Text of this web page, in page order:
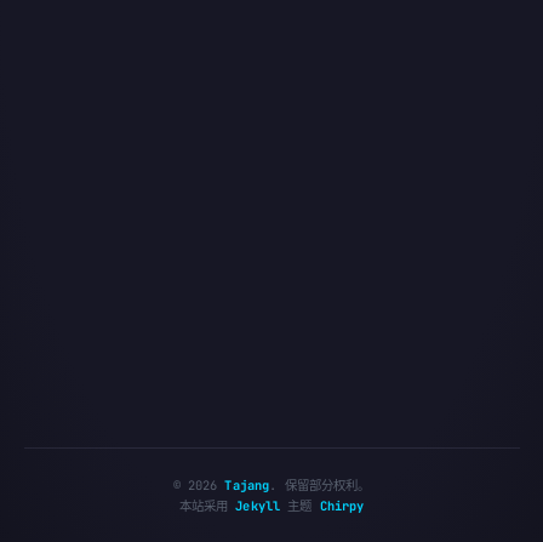
© 2026 Tajang . 保留部分权利。
本站采用Jekyll 主题 Chirpy